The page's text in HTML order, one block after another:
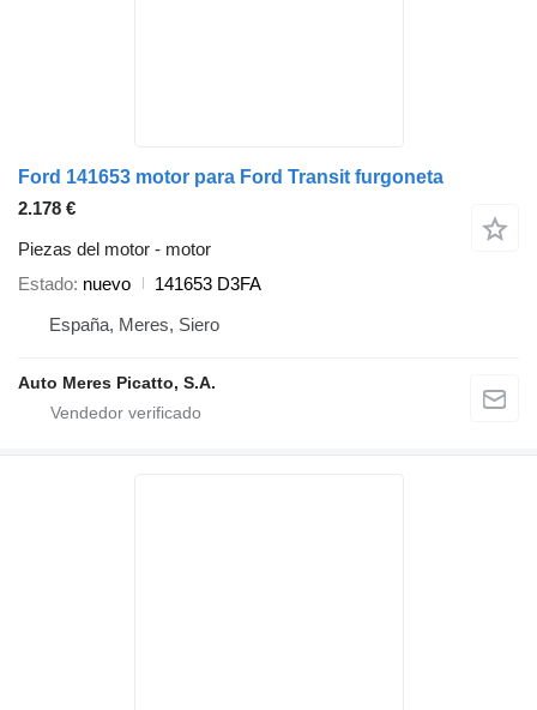
Ford 141653 motor para Ford Transit furgoneta
2.178 €
Piezas del motor - motor
Estado nuevo
141653 D3FA
España, Meres, Siero
Auto Meres Picatto, S.A.